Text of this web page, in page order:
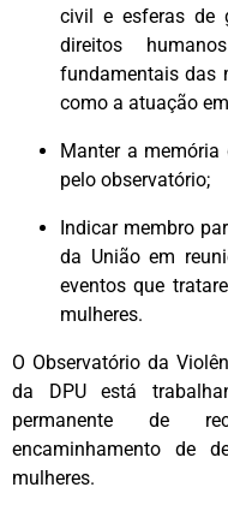
civil e esferas de
direitos
fundamentais das
como a atuação
Manter a memória
pelo observatório;
Indicar membro
da União em
eventos que
mulheres.
O Observatório da
da DPU está
permanente de
encaminhamento de
mulheres.